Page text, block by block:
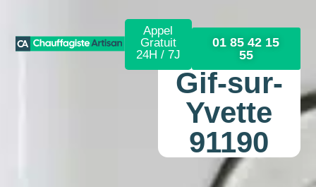
Appel
Gratuit
24H / 7J
01 85 42 15
55
Gif-sur-
Yvette
91190